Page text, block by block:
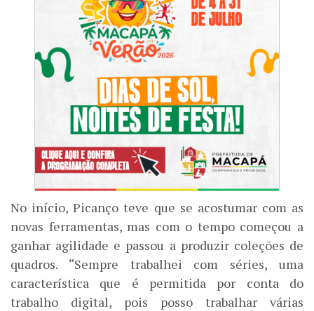
No início, Picanço teve que se acostumar com as
novas ferramentas, mas com o tempo começou a
ganhar agilidade e passou a produzir coleções de
quadros. “Sempre trabalhei com séries, uma
característica que é permitida por conta do
trabalho digital, pois posso trabalhar várias